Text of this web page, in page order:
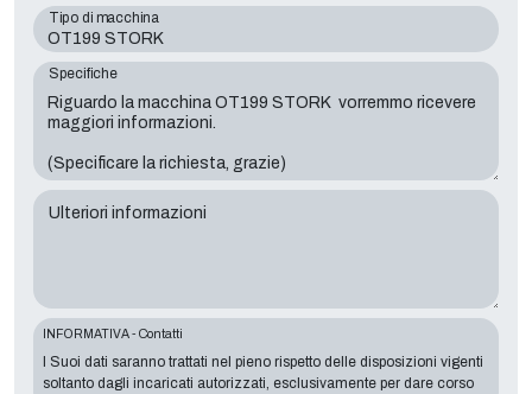
Tipo di macchina
Specifiche
Ulteriori informazioni
INFORMATIVA - Contatti
I Suoi dati saranno trattati nel pieno rispetto delle disposizioni vigenti
soltanto dagli incaricati autorizzati, esclusivamente per dare corso